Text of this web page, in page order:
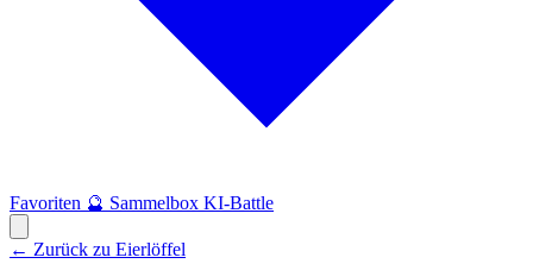
Favoriten 🔮 Sammelbox KI-Battle
← Zurück zu Eierlöffel